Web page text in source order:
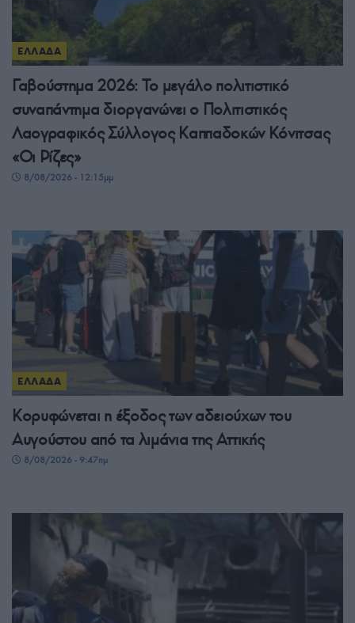
ΕΛΛΑΔΑ
Γαβούστημα 2026: Το μεγάλο πολιτιστικό
συναπάντημα διοργανώνει ο Πολιτιστικός
Λαογραφικός Σύλλογος Καππαδοκών Κόνιτσας
«Οι Ρίζες»
8/08/2026 - 12:15μμ
ΕΛΛΑΔΑ
Κορυφώνεται η έξοδος των αδειούχων του
Αυγούστου από τα λιμάνια της Αττικής
8/08/2026 - 9:47πμ